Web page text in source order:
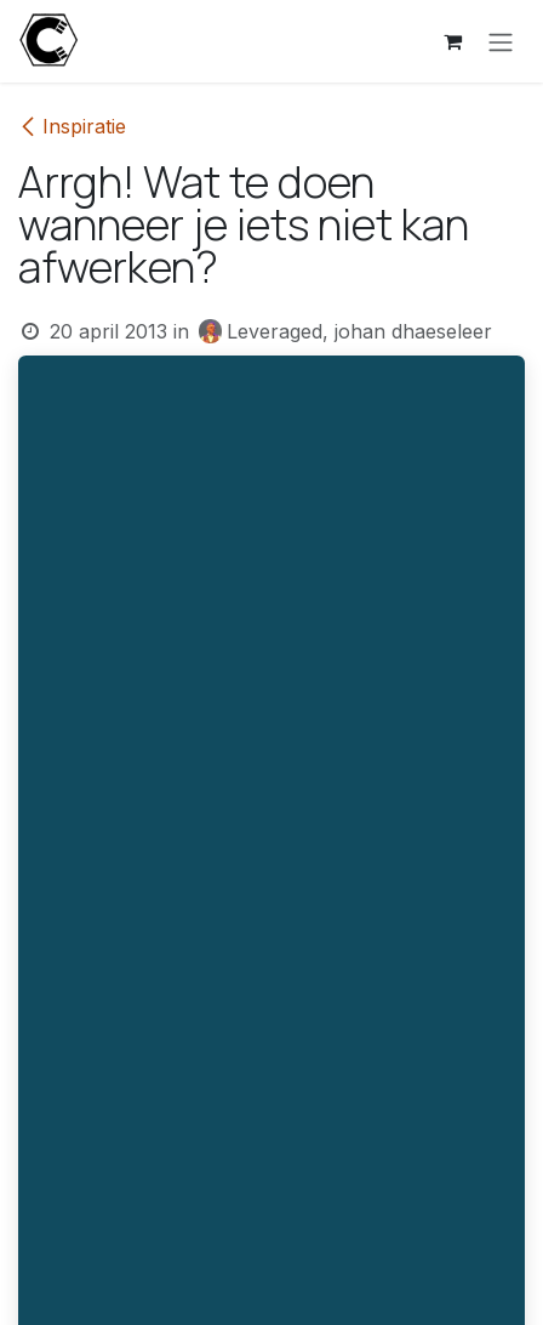
Overslaan naar inhoud
Inspiratie
Arrgh! Wat te doen
wanneer je iets niet kan
afwerken?
20 april 2013 in Leveraged, johan dhaeseleer